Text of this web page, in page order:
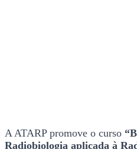
A ATARP promove o curso
Radiobiologia aplicada à